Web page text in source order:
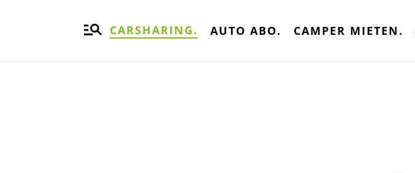
CARSHARING. AUTO ABO. CAMPER MIETEN.